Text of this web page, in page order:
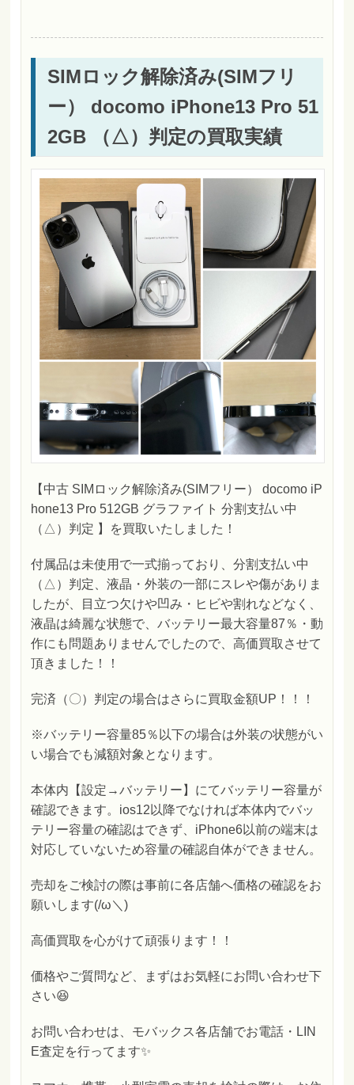
SIMロック解除済み(SIMフリ
ー） docomo iPhone13 Pro 51
2GB （△）判定の買取実績
【中古 SIMロック解除済み(SIMフリー） docomo iP
hone13 Pro 512GB グラファイト 分割支払い中
（△）判定 】を買取いたしました！
付属品は未使用で一式揃っており、分割支払い中
（△）判定、液晶・外装の一部にスレや傷がありま
したが、目立つ欠けや凹み・ヒビや割れなどなく、
液晶は綺麗な状態で、バッテリー最大容量87％・動
作にも問題ありませんでしたので、高価買取させて
頂きました！！
完済（〇）判定の場合はさらに買取金額UP！！！
※バッテリー容量85％以下の場合は外装の状態がい
い場合でも減額対象となります。
本体内【設定→バッテリー】にてバッテリー容量が
確認できます。ios12以降でなければ本体内でバッ
テリー容量の確認はできず、iPhone6以前の端末は
対応していないため容量の確認自体ができません。
売却をご検討の際は事前に各店舗へ価格の確認をお
願いします(/ω＼)
高価買取を心がけて頑張ります！！
価格やご質問など、まずはお気軽にお問い合わせ下
さい😆
お問い合わせは、モバックス各店舗でお電話・LIN
E査定を行ってます✨